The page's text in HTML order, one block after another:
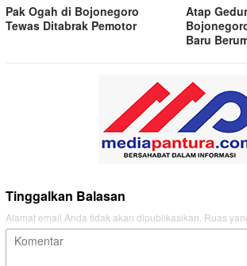
Pak Ogah di Bojonegoro
Tewas Ditabrak Pemotor
Atap
Baru
Tinggalkan Balasan
Alamat email Anda tidak akan dipublikasikan. Ruas